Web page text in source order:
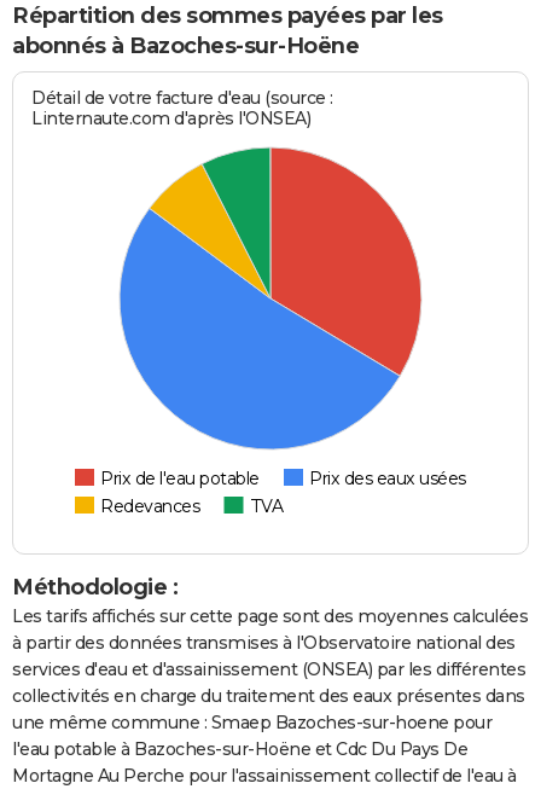
Répartition des sommes payées par les
abonnés à Bazoches-sur-Hoëne
Détail de votre facture d'eau (source :
Linternaute.com d'après l'ONSEA)
Prix de l'eau potable
Prix des eaux usées
Redevances
TVA
Méthodologie :
Les tarifs affichés sur cette page sont des moyennes calculées
à partir des données transmises à l'Observatoire national des
services d'eau et d'assainissement (ONSEA) par les différentes
collectivités en charge du traitement des eaux présentes dans
une même commune : Smaep Bazoches-sur-hoene pour
l'eau potable à Bazoches-sur-Hoëne et Cdc Du Pays De
Mortagne Au Perche pour l'assainissement collectif de l'eau à